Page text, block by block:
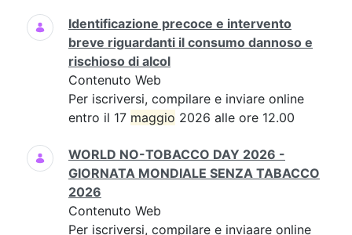
Identificazione precoce e intervento
breve riguardanti il consumo dannoso e
rischioso di alcol
Contenuto Web
Per iscriversi, compilare e inviare online
entro il 17 maggio 2026 alle ore 12.00
WORLD NO-TOBACCO DAY 2026 -
GIORNATA MONDIALE SENZA TABACCO
2026
Contenuto Web
Per iscriversi, compilare e inviaare online